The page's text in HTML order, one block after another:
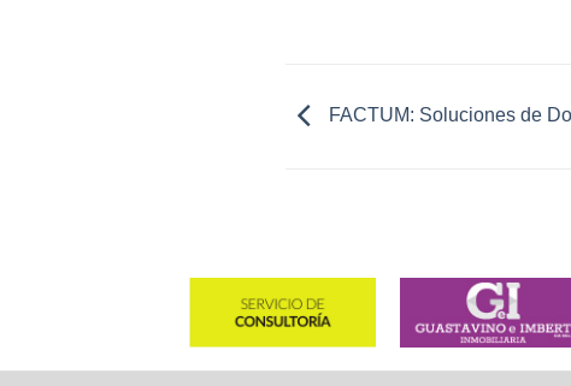
FACTUM: Soluciones de